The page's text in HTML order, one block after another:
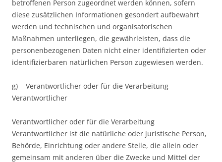
betroffenen Person zugeordnet werden können, sofern
diese zusätzlichen Informationen gesondert aufbewahrt
werden und technischen und organisatorischen
Maßnahmen unterliegen, die gewährleisten, dass die
personenbezogenen Daten nicht einer identifizierten oder
identifizierbaren natürlichen Person zugewiesen werden.
g) Verantwortlicher oder für die Verarbeitung
Verantwortlicher
Verantwortlicher oder für die Verarbeitung
Verantwortlicher ist die natürliche oder juristische Person,
Behörde, Einrichtung oder andere Stelle, die allein oder
gemeinsam mit anderen über die Zwecke und Mittel der